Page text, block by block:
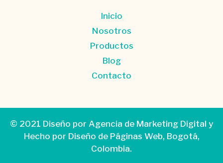
Inicio
Nosotros
Productos
Blog
Contacto
© 2021 Diseño por Agencia de Marketing Digital y
Hecho por Diseño de Páginas Web, Bogotá,
Colombia.